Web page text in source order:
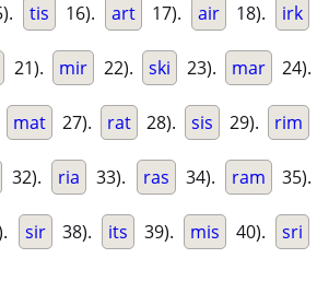
tis 16). art 17). air 18). irk
21). mir 22). ski 23). mar 24).
mat 27). rat 28). sis 29). rim
32). ria 33). ras 34). ram 35).
sir 38). its 39). mis 40). sri